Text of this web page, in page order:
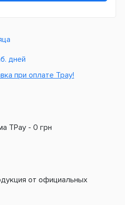
дней
при оплате Tpay!
по Украине:
из Европы:
TPay - 0 грн
-
от официальных